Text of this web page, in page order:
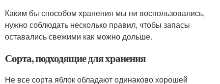
Каким бы способом хранения мы ни воспользовались,
нужно соблюдать несколько правил, чтобы запасы
оставались свежими как можно дольше.
Сорта, подходящие для хранения
Не все сорта яблок обладают одинаково хорошей